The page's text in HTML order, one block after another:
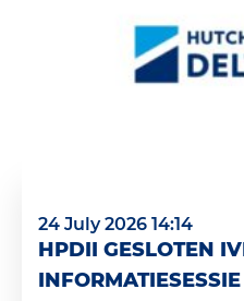
24 July 2026 14:14
HPDII GESLOTEN